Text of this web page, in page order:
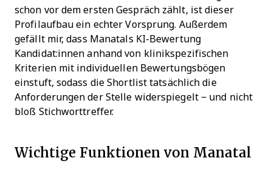
schon vor dem ersten Gespräch zählt, ist dieser
Profilaufbau ein echter Vorsprung. Außerdem
gefällt mir, dass Manatals KI-Bewertung
Kandidat:innen anhand von klinikspezifischen
Kriterien mit individuellen Bewertungsbögen
einstuft, sodass die Shortlist tatsächlich die
Anforderungen der Stelle widerspiegelt − und nicht
bloß Stichworttreffer.
Wichtige Funktionen von Manatal